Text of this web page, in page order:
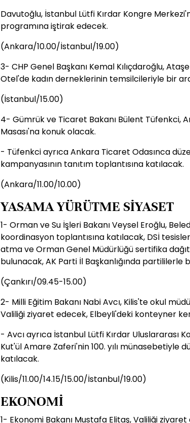
Davutoğlu, İstanbul Lütfi Kırdar Kongre
programına iştirak edecek.
(Ankara/10.00/İstanbul/19.00)
3- CHP Genel Başkanı Kemal Kılıçdaroğlu,
Otel'de kadın derneklerinin temsilcileriyle bir
(İstanbul/15.00)
4- Gümrük ve Ticaret Bakanı Bülent Tüfenkci,
Masası'na konuk olacak.
- Tüfenkci ayrıca Ankara Ticaret Odasınca
kampanyasının tanıtım toplantısına katılacak.
(Ankara/11.00/10.00)
YASAMA YÜRÜTME SİYASET
1- Orman ve Su İşleri Bakanı Veysel Eroğlu,
koordinasyon toplantısına katılacak, DSİ
atma ve Orman Genel Müdürlüğü sertifika
bulunacak, AK Parti İl Başkanlığında partililerle
(Çankırı/09.45-15.00)
2- Milli Eğitim Bakanı Nabi Avcı, Kilis'te okul
Valiliği ziyaret edecek, Elbeyli'deki konteyner
- Avcı ayrıca İstanbul Lütfi Kırdar Uluslararası
Kut'ül Amare Zaferi'nin 100. yılı münasebetiyle
katılacak.
(Kilis/11.00/14.15/15.00/İstanbul/19.00)
EKONOMİ
1- Ekonomi Bakanı Mustafa Elitaş, Valiliği